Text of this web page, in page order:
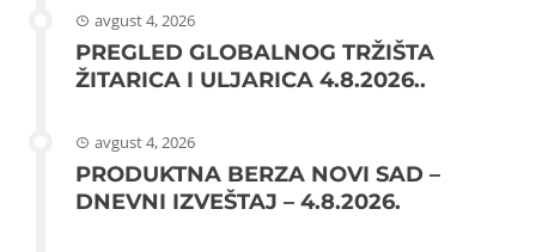
avgust 4, 2026
PREGLED GLOBALNOG TRŽIŠTA
ŽITARICA I ULJARICA 4.8.2026..
avgust 4, 2026
PRODUKTNA BERZA NOVI SAD –
DNEVNI IZVEŠTAJ – 4.8.2026.